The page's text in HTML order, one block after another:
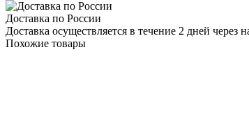
Доставка по России
Доставка осуществляется в течение 2 дней
Похожие товары